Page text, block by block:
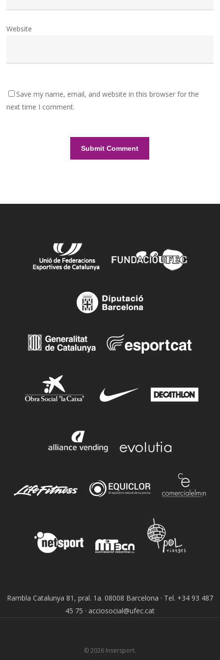
Website
Save my name, email, and website in this browser for the
next time I comment.
Rambla Catalunya 81, pral. 1a. 08008 Barcelona · Tel. +34 93 487
45 75 · acciosocial@ufec.cat
© 2026 Insersport.